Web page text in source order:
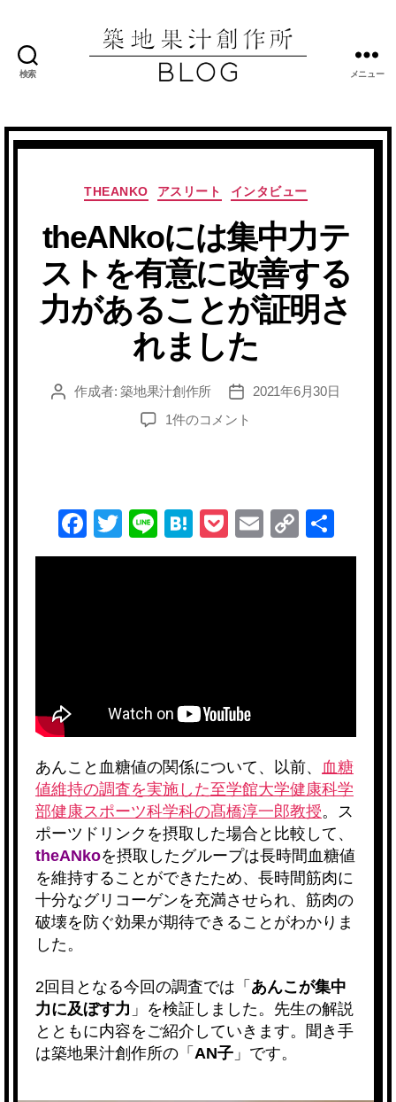
検索
果
汁
作
所
ブ
ロ
グ
メニュー
カ
ゴ
リ
ー
THEANKO アスリート インタビュー
theANkoには集中力テ
ストを有意に改善する
力があることが証明さ
れました
投
作成者:築地果汁創作所
投
稿
日
2021年6月30日
theANko
力
テ
ス
す
が
あ
る
こ
と
が
証
明
さ
し
た
へ
の
1件のコメント
F
a
T
wi
Li
n
H
at
P
o
E
m
C
o
共
有
あんこと血糖値の関係について、以前、 血糖
値維持の調査を実施した至学館大学健康科学
部健康スポーツ科学科の髙橋淳一郎教授。ス
ポーツドリンクを摂取した場合と比較して、
theANkoを摂取したグループは長時間血糖値
を維持することができたため、長時間筋肉に
十分なグリコーゲンを充満させられ、筋肉の
破壊を防ぐ効果が期待できることがわかりま
した。
2回目となる今回の調査では「 あんこが集中
力に及ぼす力 」を検証しました。先生の解説
とともに内容をご紹介していきます。聞き手
は築地果汁創作所の「 AN子 」です。